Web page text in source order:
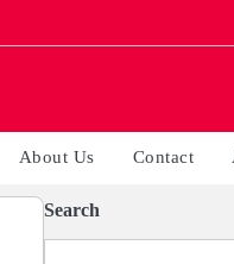
About Us Contact
Search